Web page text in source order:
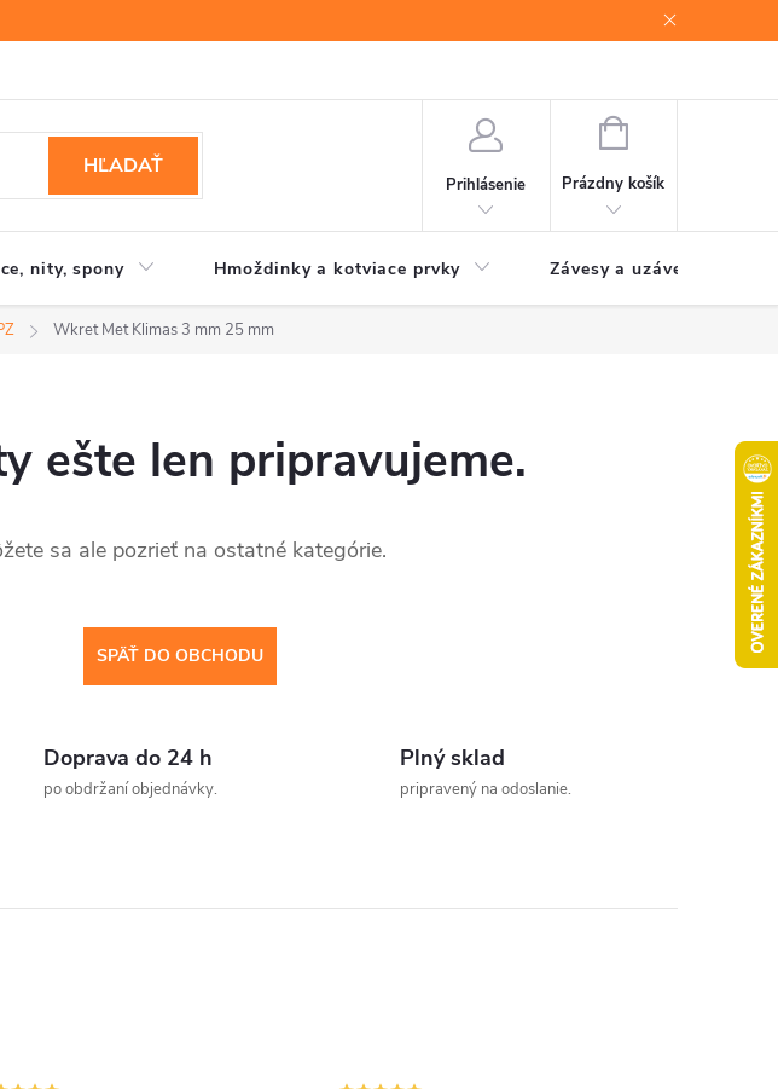
HĽADAŤ
Prihlásenie
NÁKUPNÝ
Prázdny košík
nity, spony Hmoždinky a kotviace prvky Závesy a uzávery brán
Wkret Met Klimas 3 mm 25 mm
ešte len pripravujeme.
sa ale pozrieť na ostatné kategórie.
SPÄŤ DO OBCHODU
Doprava do 24 h
po obdržaní objednávky.
Plný sklad
pripravený na odoslanie.